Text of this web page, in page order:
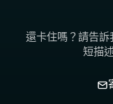
還卡住嗎？請告
短描